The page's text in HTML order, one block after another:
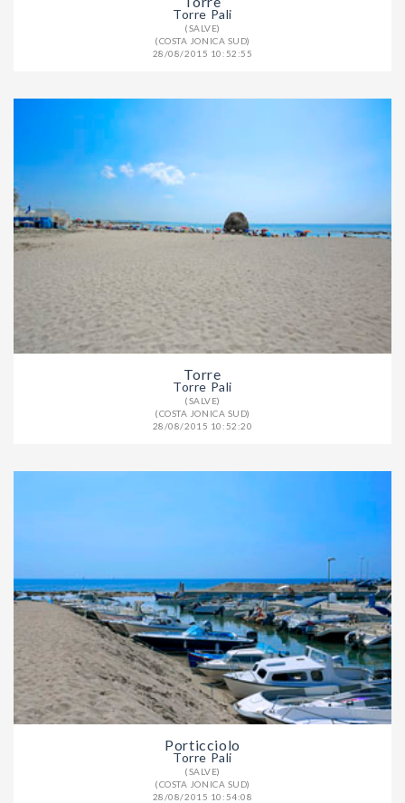
Torre Pali
(SALVE)
(COSTA JONICA SUD)
28/08/2015 10:52:55
Torre
Torre Pali
(SALVE)
(COSTA JONICA SUD)
28/08/2015 10:52:20
Porticciolo
Torre Pali
(SALVE)
(COSTA JONICA SUD)
28/08/2015 10:54:08